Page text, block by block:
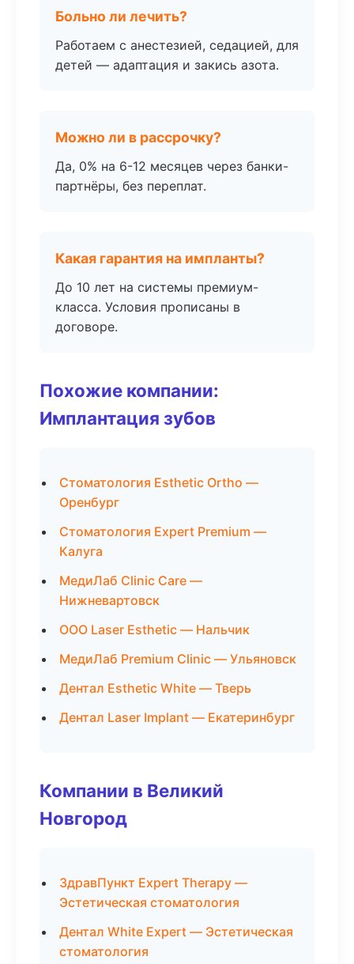
Больно ли лечить?
Работаем с анестезией, седацией, для
детей — адаптация и закись азота.
Можно ли в рассрочку?
Да, 0% на 6-12 месяцев через банки-
партнёры, без переплат.
Какая гарантия на импланты?
До 10 лет на системы премиум-
класса. Условия прописаны в
договоре.
Похожие компании:
Имплантация зубов
Стоматология Esthetic Ortho —
Оренбург
Стоматология Expert Premium —
Калуга
МедиЛаб Clinic Care —
Нижневартовск
ООО Laser Esthetic — Нальчик
МедиЛаб Premium Clinic — Ульяновск
Дентал Esthetic White — Тверь
Дентал Laser Implant — Екатеринбург
Компании в Великий
Новгород
ЗдравПункт Expert Therapy —
Эстетическая стоматология
Дентал White Expert — Эстетическая
стоматология